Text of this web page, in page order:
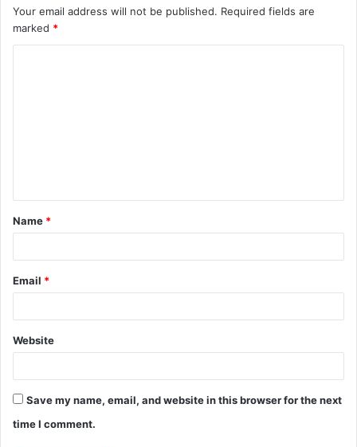
Your email address will not be published. Required fields are
marked *
t
*
Name *
Email *
Website
Save my name, email, and website in this browser for the next
time I comment.